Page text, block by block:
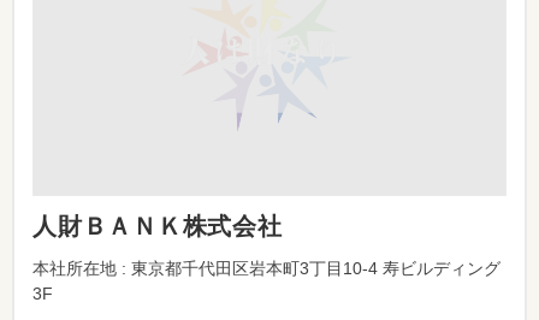
人財ＢＡＮＫ株式会社
本社所在地 : 東京都千代田区岩本町3丁目10-4 寿ビルディング
3F